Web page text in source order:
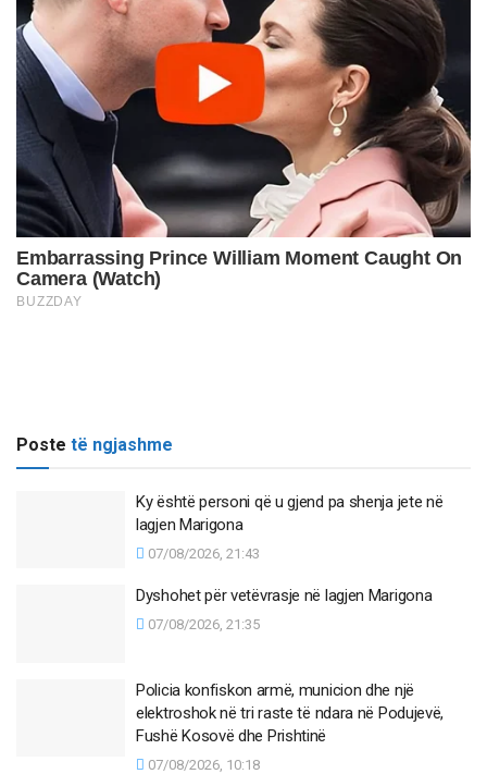
Poste të ngjashme
Ky është personi që u gjend pa shenja jete në
lagjen Marigona
07/08/2026, 21:43
Dyshohet për vetëvrasje në lagjen Marigona
07/08/2026, 21:35
Policia konfiskon armë, municion dhe një
elektroshok në tri raste të ndara në Podujevë,
Fushë Kosovë dhe Prishtinë
07/08/2026, 10:18